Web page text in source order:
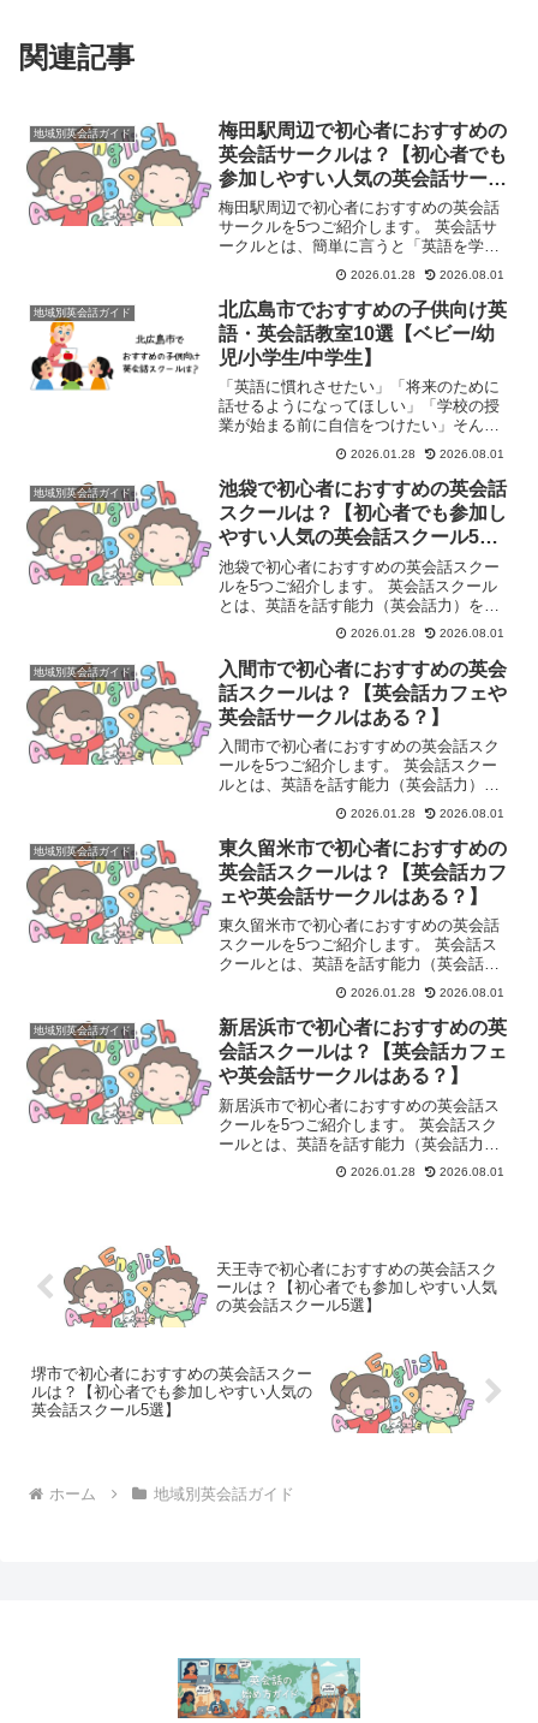
関連記事
地域別英会話ガイド
梅田駅周辺で初心者におすすめの
英会話サークルは？【初心者でも
参加しやすい人気の英会話サーク
ル5選】
梅田駅周辺で初心者におすすめの英会話
サークルを5つご紹介します。 英会話サ
ークルとは、簡単に言うと「英語を学び
たい人や、英語を話す機会を求めている
人が自主的に集まって活動する非営利の
グループ」のことです。英会話スクール
との大きな違いは、営利...
2026.01.28 2026.08.01
地域別英会話ガイド
北広島市でおすすめの子供向け英
語・英会話教室10選【ベビー/幼
児/小学生/中学生】
「英語に慣れさせたい」「将来のために
話せるようになってほしい」「学校の授
業が始まる前に自信をつけたい」そんな
保護者様の願いを、確かなカリキュラム
と楽しいレッスンで叶えるのが子供向け
英語・英会話教室です。北海道北広島市
エリアには、一人ひとりの...
2026.01.28 2026.08.01
地域別英会話ガイド
池袋で初心者におすすめの英会話
スクールは？【初心者でも参加し
やすい人気の英会話スクール5
選】
池袋で初心者におすすめの英会話スクー
ルを5つご紹介します。 英会話スクール
とは、英語を話す能力（英会話力）を習
得することを目的とした学習塾や教育機
関のことです。主に、英語でのコミュニ
ケーション能力を高めたいと考える人々
（学生、社会人、シニア...
2026.01.28 2026.08.01
地域別英会話ガイド
入間市で初心者におすすめの英会
話スクールは？【英会話カフェや
英会話サークルはある？】
入間市で初心者におすすめの英会話スク
ールを5つご紹介します。 英会話スクー
ルとは、英語を話す能力（英会話力）を
習得することを目的とした学習塾や教育
機関のことです。主に、英語でのコミュ
ニケーション能力を高めたいと考える
人々（学生、社会人、シニ...
2026.01.28 2026.08.01
地域別英会話ガイド
東久留米市で初心者におすすめの
英会話スクールは？【英会話カフ
ェや英会話サークルはある？】
東久留米市で初心者におすすめの英会話
スクールを5つご紹介します。 英会話ス
クールとは、英語を話す能力（英会話
力）を習得することを目的とした学習塾
や教育機関のことです。主に、英語での
コミュニケーション能力を高めたいと考
える人々（学生、社会人、...
2026.01.28 2026.08.01
地域別英会話ガイド
新居浜市で初心者におすすめの英
会話スクールは？【英会話カフェ
や英会話サークルはある？】
新居浜市で初心者におすすめの英会話ス
クールを5つご紹介します。 英会話スク
ールとは、英語を話す能力（英会話力）
を習得することを目的とした学習塾や教
育機関のことです。主に、英語でのコミ
2026.01.28 2026.08.01
天王寺で初心者におすすめの英会話スク
ールは？【初心者でも参加しやすい人気
の英会話スクール5選】
堺市で初心者におすすめの英会話スクー
ルは？【初心者でも参加しやすい人気の
英会話スクール5選】
ホーム 地域別英会話ガイド